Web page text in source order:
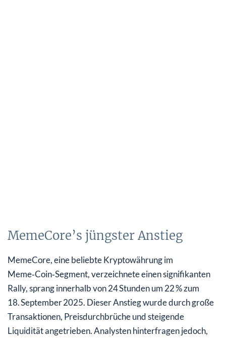
MemeCore’s jüngster Anstieg
MemeCore, eine beliebte Kryptowährung im
Meme‑Coin‑Segment, verzeichnete einen signifikanten
Rally, sprang innerhalb von 24 Stunden um 22 % zum
18. September 2025. Dieser Anstieg wurde durch große
Transaktionen, Preisdurchbrüche und steigende
Liquidität angetrieben. Analysten hinterfragen jedoch,